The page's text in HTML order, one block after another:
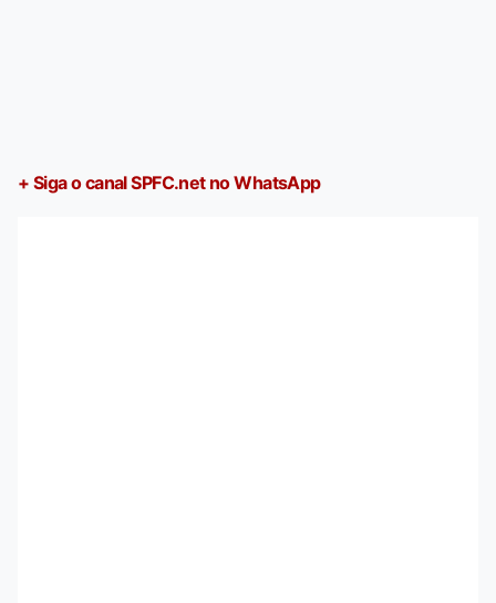
+ Siga o canal SPFC.net no WhatsApp